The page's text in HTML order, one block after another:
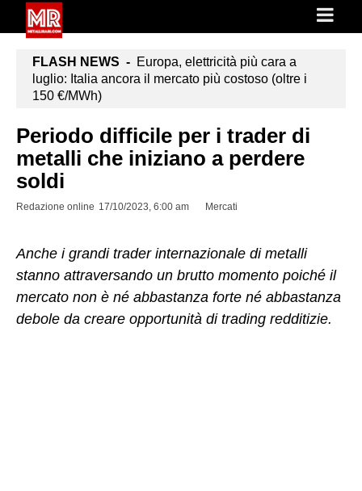
FLASH NEWS - Europa, elettricità più cara a
luglio: Italia ancora il mercato più costoso (oltre i
150 €/MWh)
Periodo difficile per i trader di
metalli che iniziano a perdere
soldi
Redazione online 17/10/2023, 6:00 am Mercati
Anche i grandi trader internazionale di metalli
stanno attraversando un brutto momento poiché il
mercato non è né abbastanza forte né abbastanza
debole da creare opportunità di trading redditizie.